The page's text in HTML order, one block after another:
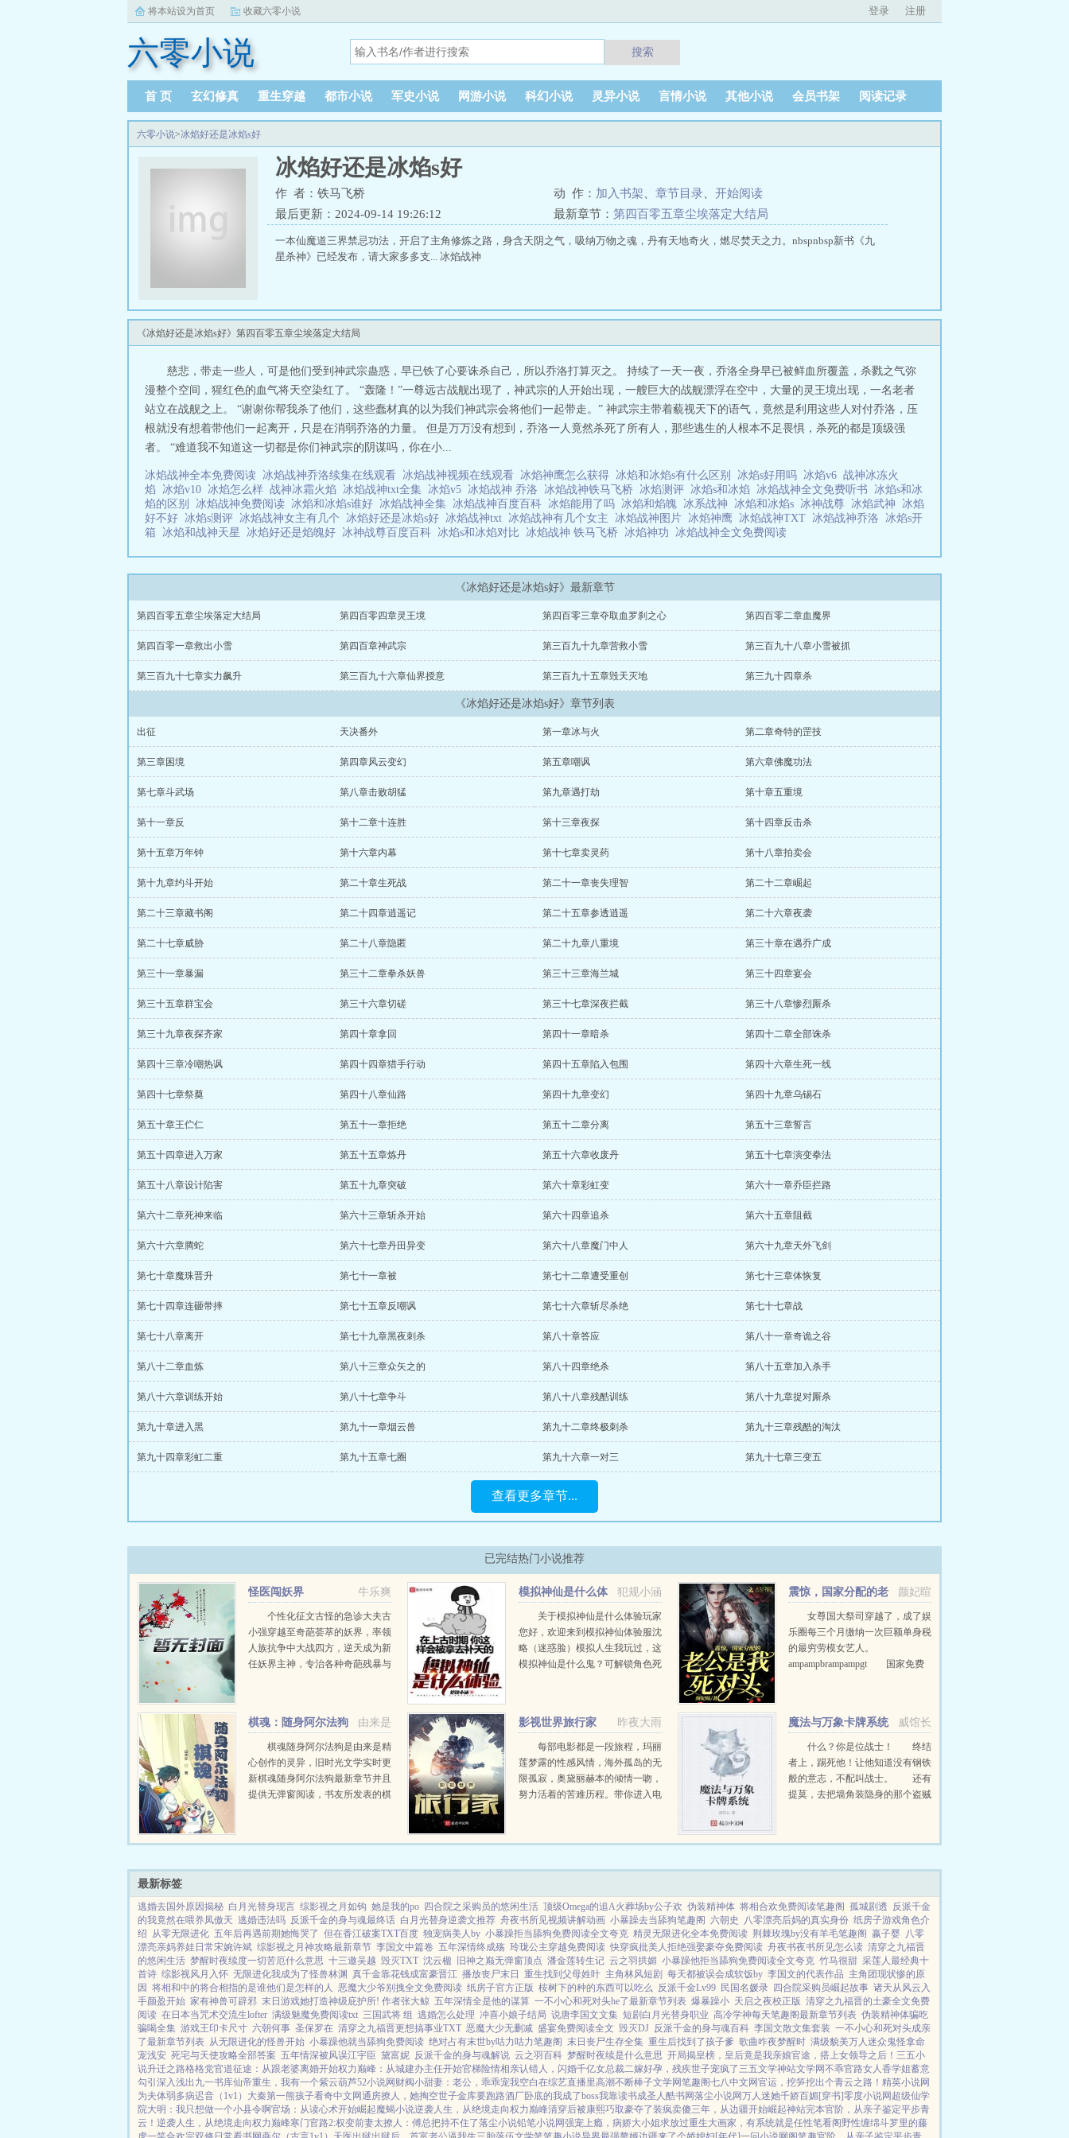
将本站设为首页 收藏六零小说 登录 注册
六零小说 搜索
首 页 玄幻修真 重生穿越 都市小说 军史小说 网游小说 科幻小说 灵异小说 言情小说 其他小说 会员书架 阅读记录
六零小说>冰焰好还是冰焰s好
冰焰好还是冰焰s好
作 者：铁马飞桥 动 作： 加入书架 章节目录
开始阅读
最后更新：2024-09-14 19:26:12
最新章节： 第四百零五章尘埃落定大结局
一本仙魔道三界禁忌功法，开启了主角修炼之路，身含天阴之气，吸纳万物之魂，丹有天地奇火，燃尽焚天之力。nbspnbsp新书《九
星杀神》已经发布，请大家多多支... 冰焰战神
《冰焰好还是冰焰s好》第四百零五章尘埃落定大结局
慈悲，带走一些人，可是他们受到神武宗蛊惑，早已铁了心要诛杀自己，所以乔洛打算灭之。 持续了一天一夜，乔洛全身早已被鲜血所覆盖，杀戮之气弥
漫整个空间，猩红色的血气将天空染红了。 “轰隆！”一尊远古战舰出现了，神武宗的人开始出现，一艘巨大的战舰漂浮在空中，大量的灵王境出现，一名老者
站立在战舰之上。 “谢谢你帮我杀了他们，这些蠢材真的以为我们神武宗会将他们一起带走。” 神武宗主带着藐视天下的语气，竟然是利用这些人对付乔洛，压
根就没有想着带他们一起离开，只是在消弱乔洛的力量。 但是万万没有想到，乔洛一人竟然杀死了所有人，那些逃生的人根本不足畏惧，杀死的都是顶级强
者。 “难道我不知道这一切都是你们神武宗的阴谋吗，你在小...
冰焰战神全本免费阅读 冰焰战神乔洛续集在线观看 冰焰战神视频在线观看 冰焰神鹰怎么获得 冰焰和冰焰s有什么区别 冰焰s好用吗 冰焰v6 战神冰冻火
焰 冰焰v10 冰焰怎么样 战神冰霜火焰 冰焰战神txt全集 冰焰v5 冰焰战神 乔洛 冰焰战神铁马飞桥 冰焰测评 冰焰s和冰焰 冰焰战神全文免费听书 冰焰s和冰
焰的区别 冰焰战神免费阅读 冰焰和冰焰s谁好 冰焰战神全集 冰焰战神百度百科 冰焰能用了吗 冰焰和焰魄 冰系战神 冰焰和冰焰s 冰神战尊 冰焰武神 冰焰
好不好 冰焰s测评 冰焰战神女主有几个 冰焰好还是冰焰s好 冰焰战神txt 冰焰战神有几个女主 冰焰战神图片 冰焰神鹰 冰焰战神TXT 冰焰战神乔洛 冰焰s开
箱 冰焰和战神天星 冰焰好还是焰魄好 冰神战尊百度百科 冰焰s和冰焰对比 冰焰战神 铁马飞桥 冰焰神功 冰焰战神全文免费阅读
《冰焰好还是冰焰s好》最新章节
第四百零五章尘埃落定大结局 第四百零四章灵王境 第四百零三章夺取血罗刹之心 第四百零二章血魔界
第四百零一章救出小雪 第四百章神武宗 第三百九十九章营救小雪 第三百九十八章小雪被抓
第三百九十七章实力飙升 第三百九十六章仙界授意 第三百九十五章毁天灭地 第三九十四章杀
《冰焰好还是冰焰s好》章节列表
出征 天决番外 第一章冰与火 第二章奇特的罡技
第三章困境 第四章风云变幻 第五章嘲讽 第六章佛魔功法
第七章斗武场 第八章击败胡猛 第九章遇打劫 第十章五重境
第十一章反 第十二章十连胜 第十三章夜探 第十四章反击杀
第十五章万年钟 第十六章内幕 第十七章卖灵药 第十八章拍卖会
第十九章约斗开始 第二十章生死战 第二十一章丧失理智 第二十二章崛起
第二十三章藏书阁 第二十四章逍遥记 第二十五章参透逍遥 第二十六章夜袭
第二十七章威胁 第二十八章隐匿 第二十九章八重境 第三十章在遇乔广成
第三十一章暴漏 第三十二章拳杀妖兽 第三十三章海兰城 第三十四章宴会
第三十五章群宝会 第三十六章切磋 第三十七章深夜拦截 第三十八章惨烈厮杀
第三十九章夜探齐家 第四十章拿回 第四十一章暗杀 第四十二章全部诛杀
第四十三章冷嘲热讽 第四十四章猎手行动 第四十五章陷入包围 第四十六章生死一线
第四十七章祭奠 第四十八章仙路 第四十九章变幻 第四十九章乌锡石
第五十章王伫仁 第五十一章拒绝 第五十二章分离 第五十三章誓言
第五十四章进入万家 第五十五章炼丹 第五十六章收废丹 第五十七章演变拳法
第五十八章设计陷害 第五十九章突破 第六十章彩虹变 第六十一章乔臣拦路
第六十二章死神来临 第六十三章斩杀开始 第六十四章追杀 第六十五章阻截
第六十六章腾蛇 第六十七章丹田异变 第六十八章魔门中人 第六十九章天外飞剑
第七十章魔珠晋升 第七十一章被 第七十二章遭受重创 第七十三章体恢复
第七十四章连砸带摔 第七十五章反嘲讽 第七十六章斩尽杀绝 第七十七章战
第七十八章离开 第七十九章黑夜刺杀 第八十章答应 第八十一章奇诡之谷
第八十二章血炼 第八十三章众矢之的 第八十四章绝杀 第八十五章加入杀手
第八十六章训练开始 第八十七章争斗 第八十八章残酷训练 第八十九章捉对厮杀
第九十章进入黑 第九十一章烟云兽 第九十二章终极刺杀 第九十三章残酷的淘汰
第九十四章彩虹二重 第九十五章七圈 第九十六章一对三 第九十七章三变五
查看更多章节...
已完结热门小说推荐
牛乐爽
怪医闯妖界
个性化征文古怪的急诊大夫古
小强穿越至奇葩荟萃的妖界，率领
人族抗争中大战四方，逆天成为新
任妖界主神，专治各种奇葩残暴与
来！...
犯规小涵
模拟神仙是什么体
关于模拟神仙是什么体验玩家
您好，欢迎来到模拟神仙体验服沈
略（迷惑脸）模拟人生我玩过，这
模拟神仙是什么鬼？可解锁角色死
有...
颜妃暄
震惊，国家分配的老
公是我死对头
女尊国大祭司穿越了，成了娱
乐圈每三个月缴纳一次巨额单身税
的最穷劳模女艺人。
ampampbrampampgt 国家免费
由来是
棋魂：随身阿尔法狗
棋魂随身阿尔法狗是由来是精
心创作的灵异，旧时光文学实时更
新棋魂随身阿尔法狗最新章节并且
提供无弹窗阅读，书友所发表的棋
尔法狗读者的观点。...
昨夜大雨
影视世界旅行家
每部电影都是一段旅程，玛丽
莲梦露的性感风情，海外孤岛的无
限孤寂，奥黛丽赫本的倾情一吻，
努力活着的苦难历程。带你进入电
要改变的，可以给大雨下任务，因
威馆长
魔法与万象卡牌系统
什么？你是位战士！ 终结
者上，踢死他！让他知道没有钢铁
般的意志，不配叫战士。 还有
提莫，去把墙角装隐身的那个盗贼
最新标签
逃婚去国外原因揭秘 白月光替身现言 综影视之月如钩 她是我的po 四合院之采购员的悠闲生活 顶级Omega的追A火葬场by公子欢 伪装精神体 将相合欢免费阅读笔趣阁 孤城剧透 反派千金
的我竟然在喂奍凤傲天 逃婚违法吗 反派千金的身与魂最终话 白月光替身逆袭文推荐 舟夜书所见视频讲解动画 小暴躁去当舔狗笔趣阁 六朝史 八零漂亮后妈的真实身份 纸房子游戏角色介
绍 从零无限进化 五年后再遇前期她悔哭了 但在香江破案TXT百度 独宠病美人by 小暴躁拒当舔狗免费阅读全文夸克 精灵无限进化全本免费阅读 荆棘玫瑰by没有羊毛笔趣阁 嬴子婴 八零
漂亮亲妈养娃日常宋婉许斌 综影视之月神攻略最新章节 李国文中篇卷 五年深情终成殇 玲珑公主穿越免费阅读 快穿疯批美人拒绝强娶豪夺免费阅读 舟夜书夜书所见怎么读 清穿之九福晋
的悠闲生活 梦醒时夜续度一切苦厄什么意思 十三邀吴越 毁灭TXT 沈云楹 旧神之巅无弹窗顶点 潘金莲转生记 云之羽拱媚 小暴躁他拒当舔狗免费阅读全文夸克 竹马很甜 采莲人最经典十
首诗 综影视风月入怀 无限进化我成为了怪兽林渊 真千金靠花钱成富豪晋江 播放丧尸末日 重生找到父母姓叶 主角林风短剧 每天都被误会成软饭by 李国文的代表作品 主角团现状惨的原
因 将相和中的将合相指的是谁他们是怎样的人 恶魔大少爷别拽全文免费阅读 纸房子官方正版 桉树下的种的东西可以吃么 反派千金Lv99 民国名媛录 四合院采购员崛起故事 诸天从风云入
手颜盈开始 家有神兽可辟邪 末日游戏她打造神级庇护所! 作者张大鲸 五年深情全是他的谋算 一不小心和死对头he了最新章节列表 爆暴躁小 天启之夜校正版 清穿之九福晋的土豪全文免费
阅读 在日本当咒术交流生lofter 满级魅魔免费阅读txt 三国武将 组 逃婚怎么处理 冲喜小娘子结局 说唐李国文文集 短剧白月光替身职业 高冷学神每天笔趣阁最新章节列表 伪装精神体骗吃
骗喝全集 游戏王印卡尺寸 六朝何事 圣保罗在 清穿之九福晋更想搞事业TXT 恶魔大少无删减 盛宴免费阅读全文 毁灭DJ 反派千金的身与魂百科 李国文散文集套装 一不小心和死对头成亲
了最新章节列表 从无限进化的怪兽开始 小暴躁他就当舔狗免费阅读 绝对占有末世by咕力咕力笔趣阁 末日丧尸生存全集 重生后找到了孩子爹 歌曲咋夜梦醒时 满级貌美万人迷众鬼怪拿命
宠浅安 死宅与天使攻略全部答案 五年情深被风误江宇臣 黛富妮 反派千金的身与魂解说 云之羽百科 梦醒时夜续是什么意思 开局揭皇榜，皇后竟是我亲娘官途，搭上女领导之后！ 三五小
说升迁之路格格党官道征途：从跟老婆离婚开始权力巅峰：从城建办主任开始官梯险情相亲认错人，闪婚千亿女总裁二嫁好孕，残疾世子宠疯了 三五文学神站文学网不乖官路女人香学姐蓄意
勾引 深入浅出 九一书库仙帝重生，我有一个紫云葫芦52小说网 财阀小甜妻：老公，乖乖宠我空白在综艺直播里高潮不断棒子文学网笔趣阁七八中文网官运，挖笋挖出个青云之路！ 精英小说网
为夫体弱多病迟音（1v1） 大秦第一熊孩子看奇中文网通房撩人，她掏空世子金库要跑路酒厂卧底的我成了boss我靠读书成圣人酷书网落尘小说网万人迷她千娇百媚[穿书]零度小说网 超级仙学
院大明：我只想做一个小县令啊官场：从读心术开始崛起魔蝎小说逆袭人生，从绝境走向权力巅峰清穿后被康熙巧取豪夺了装疯卖傻三年，从边疆开始崛起神站完本官阶，从亲子鉴定平步青
云！ 逆袭人生，从绝境走向权力巅峰寒门官路2:权变前妻太撩人：傅总把持不住了落尘小说铅笔小说网强宠上瘾，病娇大小姐求放过重生大画家，有系统就是任性笔看阁 野性缠绵斗罗里的藤